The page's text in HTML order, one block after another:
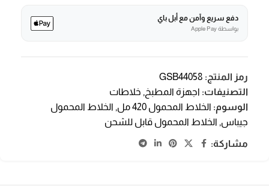
دفع سريع وآمن مع أبل باي
بواسطة Apple Pay
رمز المنتج: GSB44058
التصنيفات: اجهزة المطبخ , خلاطات
الوسوم: الخلاط المحمول 420 مل , الخلاط المحمول
جيباس, الخلاط المحمول قابل للشحن
مشاركة: